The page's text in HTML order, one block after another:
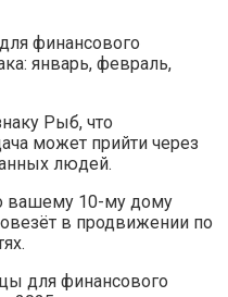
финансового
январь, февраль,
Рыб, что
может прийти через
людей.
вашему 10-му дому
в продвижении по